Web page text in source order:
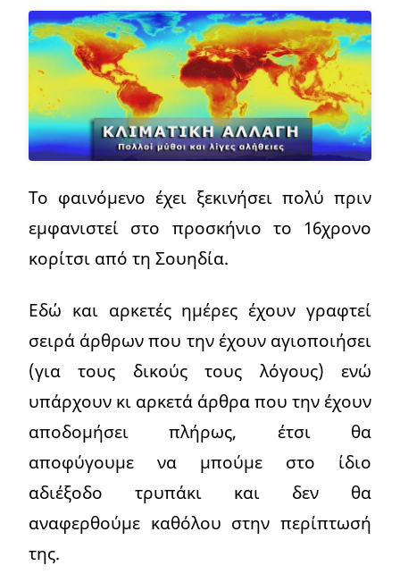
Το φαινόμενο έχει ξεκινήσει πολύ πριν
εμφανιστεί στο προσκήνιο το 16χρονο
κορίτσι από τη Σουηδία.
Εδώ και αρκετές ημέρες έχουν γραφτεί
σειρά άρθρων που την έχουν αγιοποιήσει
(για τους δικούς τους λόγους) ενώ
υπάρχουν κι αρκετά άρθρα που την έχουν
αποδομήσει πλήρως, έτσι θα
αποφύγουμε να μπούμε στο ίδιο
αδιέξοδο τρυπάκι και δεν θα
αναφερθούμε καθόλου στην περίπτωσή
της.